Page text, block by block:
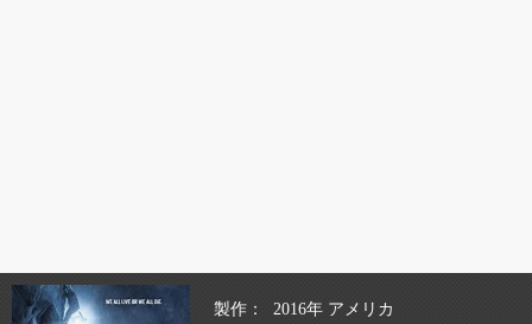
製作
2016年 アメリカ